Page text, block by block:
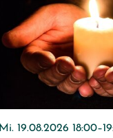
Mi. 19.08.2026